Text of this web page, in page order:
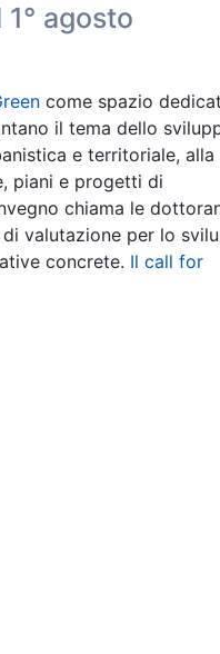
agosto
come spazio
il tema dello
e territoriale, alla
piani e progetti di
chiama le
valutazione per lo
concrete. Il call for